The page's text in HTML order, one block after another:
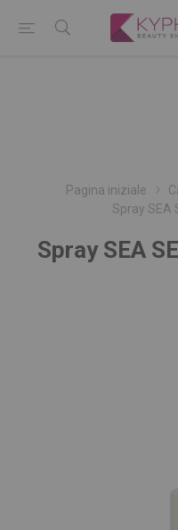
Pagina iniziale
Spray SEA
Spray SEA